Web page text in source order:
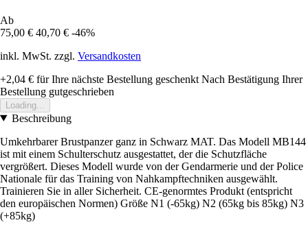
Ab
75,00 € 40,70 € -46%
inkl. MwSt. zzgl. Versandkosten
+2,04 € für Ihre nächste Bestellung geschenkt Nach Bestätigung Ihrer
Bestellung gutgeschrieben
Loading...
Beschreibung
Umkehrbarer Brustpanzer ganz in Schwarz MAT. Das Modell MB144
ist mit einem Schulterschutz ausgestattet, der die Schutzfläche
vergrößert. Dieses Modell wurde von der Gendarmerie und der Police
Nationale für das Training von Nahkampftechniken ausgewählt.
Trainieren Sie in aller Sicherheit. CE-genormtes Produkt (entspricht
den europäischen Normen) Größe N1 (-65kg) N2 (65kg bis 85kg) N3
(+85kg)